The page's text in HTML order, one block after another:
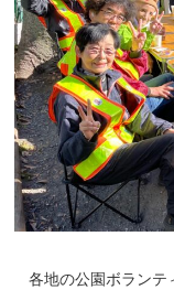
各地の公園ボランテ